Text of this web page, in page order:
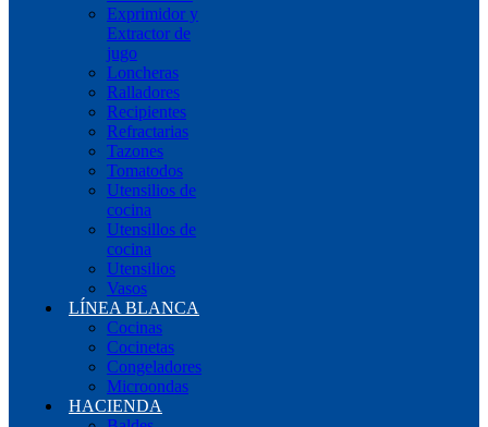
Exprimidor y
Extractor de
jugo
Loncheras
Ralladores
Recipientes
Refractarias
Tazones
Tomatodos
Utensilios de
cocina
Utensillos de
cocina
Utensilios
Vasos
LÍNEA BLANCA
Cocinas
Cocinetas
Congeladores
Microondas
HACIENDA